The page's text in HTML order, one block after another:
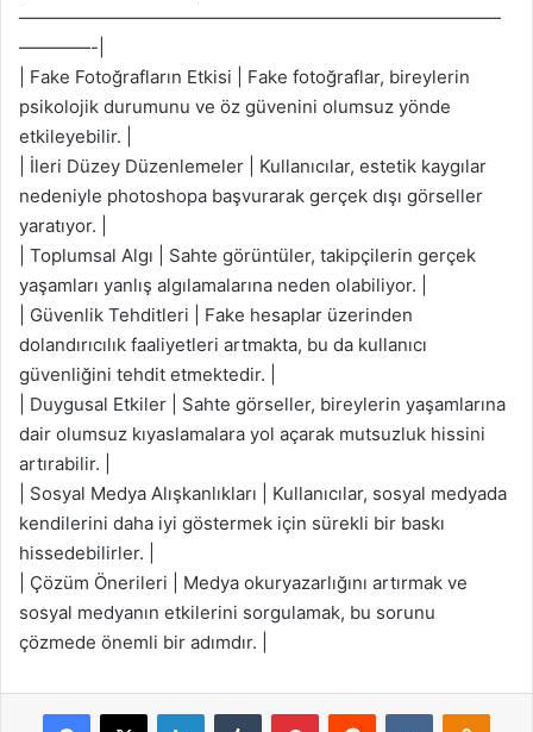
———————————————————————————
————-|
| Fake Fotoğrafların Etkisi | Fake fotoğraflar, bireylerin
psikolojik durumunu ve öz güvenini olumsuz yönde
etkileyebilir. |
| İleri Düzey Düzenlemeler | Kullanıcılar, estetik kaygılar
nedeniyle photoshopa başvurarak gerçek dışı görseller
yaratıyor. |
| Toplumsal Algı | Sahte görüntüler, takipçilerin gerçek
yaşamları yanlış algılamalarına neden olabiliyor. |
| Güvenlik Tehditleri | Fake hesaplar üzerinden
dolandırıcılık faaliyetleri artmakta, bu da kullanıcı
güvenliğini tehdit etmektedir. |
| Duygusal Etkiler | Sahte görseller, bireylerin yaşamlarına
dair olumsuz kıyaslamalara yol açarak mutsuzluk hissini
artırabilir. |
| Sosyal Medya Alışkanlıkları | Kullanıcılar, sosyal medyada
kendilerini daha iyi göstermek için sürekli bir baskı
hissedebilirler. |
| Çözüm Önerileri | Medya okuryazarlığını artırmak ve
sosyal medyanın etkilerini sorgulamak, bu sorunu
çözmede önemli bir adımdır. |
Facebook
X LinkedInTumblr PinterestReddit VKontakte